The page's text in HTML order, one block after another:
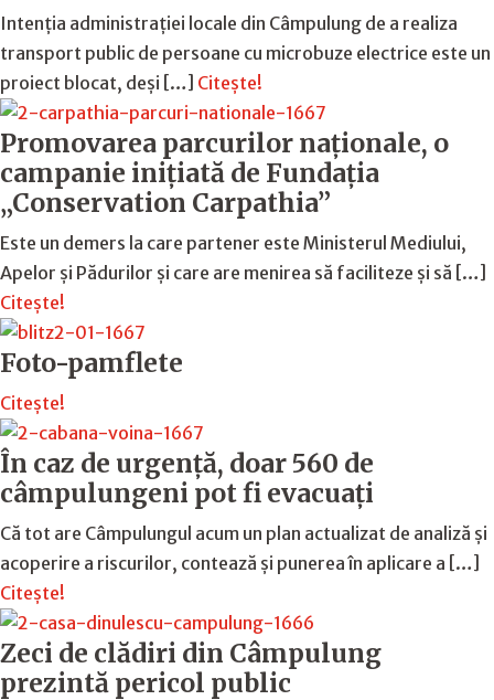
Intenția administrației locale din Câmpulung de a realiza
transport public de persoane cu microbuze electrice este un
proiect blocat, deși […] Citește!
Promovarea parcurilor naționale, o
campanie inițiată de Fundația
„Conservation Carpathia”
Este un demers la care partener este Ministerul Mediului,
Apelor și Pădurilor și care are menirea să faciliteze și să […]
Citește!
Foto-pamflete
Citește!
În caz de urgență, doar 560 de
câmpulungeni pot fi evacuați
Că tot are Câmpulungul acum un plan actualizat de analiză și
acoperire a riscurilor, contează și punerea în aplicare a […]
Citește!
Zeci de clădiri din Câmpulung
prezintă pericol public